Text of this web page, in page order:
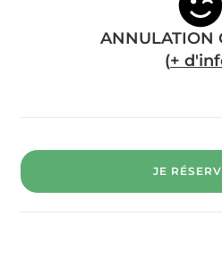
ANNULATION
(+
JE